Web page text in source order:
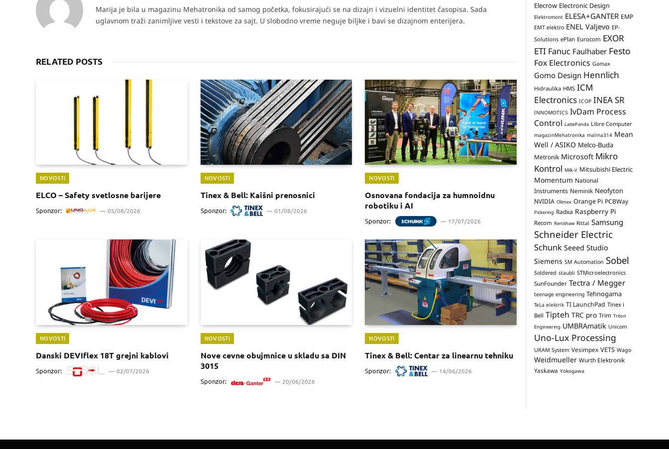
Marija je bila u magazinu Mehatronika od samog početka, fokusirajući se na dizajn i vizuelni identitet časopisa. Sada
uglavnom traži zanimljive vesti i tekstove za sajt. U slobodno vreme neguje biljke i bavi se dizajnom enterijera.
RELATED POSTS
NOVOSTI
ELCO – Safety svetlosne barijere
Sponzor: 05/08/2026
NOVOSTI
Tinex & Bell: Kaišni prenosnici
Sponzor: 01/08/2026
NOVOSTI
Osnovana fondacija za humnoidnu
robotiku i AI
Sponzor: 17/07/2026
NOVOSTI
Danski DEVIflex 18T grejni kablovi
Sponzor: 02/07/2026
NOVOSTI
Nove cevne obujmnice u skladu sa DIN
3015
Sponzor: 20/06/2026
NOVOSTI
Tinex & Bell: Centar za linearnu tehniku
Sponzor: 14/06/2026
Elecrow Electronic Design
Elektromont ELESA+GANTER EMP
EMT elektro ENEL Valjevo EP-
Solutions ePlan Eurocom EXOR
ETI Fanuc Faulhaber Festo
Fox Electronics Gamax
Gomo Design Hennlich
Hidraulika HMS ICM
Electronics ICOP INEA SR
INNOMOTICS IvDam Process
Control LattePanda Libre Computer
magazinMehatronika malina314 Mean
Well / ASIKO Melco-Buda
Metronik Microsoft Mikro
Kontrol Milk-V Mitsubishi Electric
Momentum National
Instruments Neminik Neofyton
NVIDIA Olimex Orange Pi PCBWay
Pickering Radxa Raspberry Pi
Recom Renishaw Rittal Samsung
Schneider Electric
Schunk Seeed Studio
Siemens SM Automation Sobel
Soldered staubli STMicroelectronics
SunFounder Tectra / Megger
teenage engineering Tehnogama
TeLa elektrik TI LaunchPad Tinex i
Bell Tipteh TRC pro Trim Triton
Engineering UMBRAmatik Unicom
Uno-Lux Processing
URAM System Vesimpex VETS Wago
Weidmueller Wurth Elektronik
Yaskawa Yokogawa